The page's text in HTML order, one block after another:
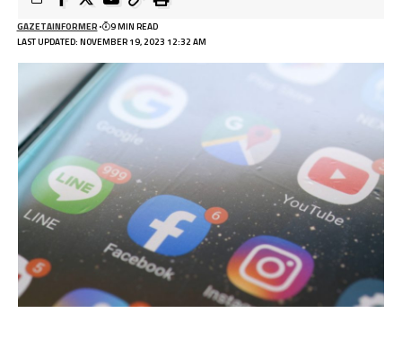
LAST UPDATED: NOVEMBER 19, 2023 12:32 AM
GAZETAINFORMER 9 MIN READ